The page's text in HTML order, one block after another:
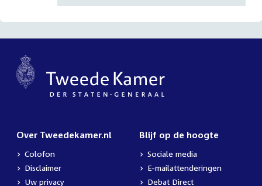
Over Tweedekamer.nl
Colofon
Disclaimer
Uw privacy
Blijf op de hoogte
Sociale media
E-mailattenderingen
Debat Direct